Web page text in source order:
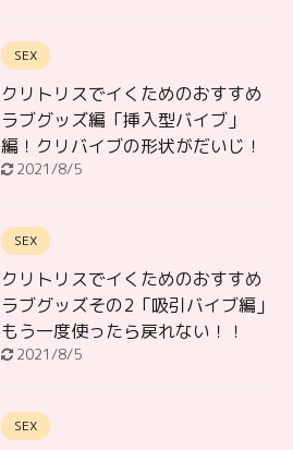
SEX
クリトリスでイくためのおすすめ
ラブグッズ編「挿入型バイブ」
編！クリバイブの形状がだいじ！
2021/8/5
SEX
クリトリスでイくためのおすすめ
ラブグッズその2「吸引バイブ編」
もう一度使ったら戻れない！！
2021/8/5
SEX